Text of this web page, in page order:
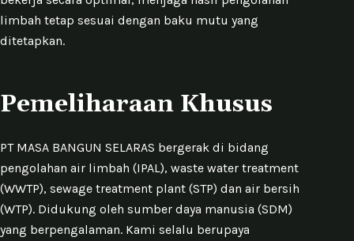
limbah tetap sesuai dengan baku mutu yang
ditetapkan.
Pemeliharaan Khusus
PT MASA BANGUN SELARAS bergerak di bidang
pengolahan air limbah (IPAL), waste water treatment
(WWTP), sewage treatment plant (STP) dan air bersih
(WTP). Didukung oleh sumber daya manusia (SDM)
yang berpengalaman. Kami selalu berupaya